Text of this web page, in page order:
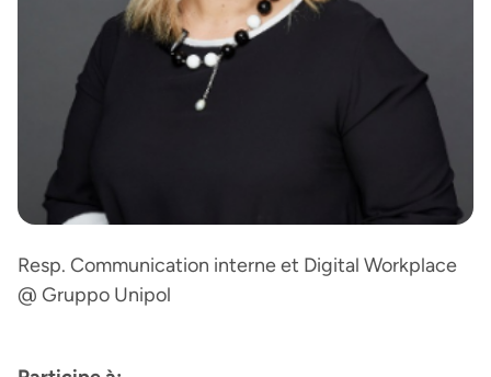
Resp. Communication interne et Digital Workplace
@ Gruppo Unipol